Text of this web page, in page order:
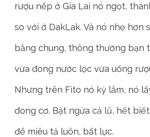
rượu nếp ở Gia Lai nó ngọt,
so với ở DakLak. Và nó nhẹ hơn
bằng chung, thông thường bạn
vừa đong nước lọc vừa uống
Nhưng trên Fito nó kỳ lắm, nó
đong cơ. Bật ngửa cả lũ, hết
để miêu tả luôn, bất lực.